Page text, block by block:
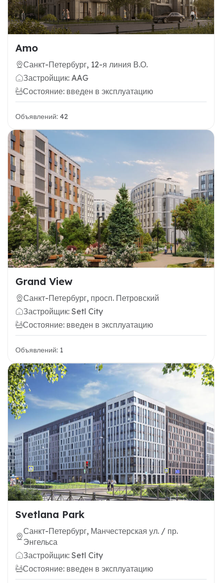
Amo
Санкт-Петербург, 12-я линия В.О.
Застройщик: AAG
Состояние: введен в эксплуатацию
Объявлений: 42
Grand View
Санкт-Петербург, просп. Петровский
Застройщик: Setl City
Состояние: введен в эксплуатацию
Объявлений: 1
Svetlana Park
Санкт-Петербург, Манчестерская ул. / пр.
Энгельса
Застройщик: Setl City
Состояние: введен в эксплуатацию